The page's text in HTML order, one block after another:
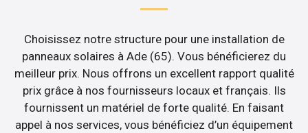
Choisissez notre structure pour une installation de
panneaux solaires à Ade (65). Vous bénéficierez du
meilleur prix. Nous offrons un excellent rapport qualité
prix grâce à nos fournisseurs locaux et français. Ils
fournissent un matériel de forte qualité. En faisant
appel à nos services, vous bénéficiez d’un équipement